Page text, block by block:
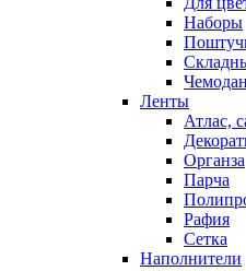
Наборы
Ленты
Атлас,
Органза
Парча
Рафия
Сетка
Наполнители